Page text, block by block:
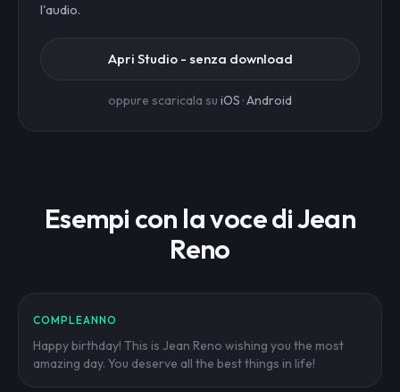
l'audio.
Apri Studio - senza download
oppure scaricala su iOS ·Android
Esempi con la voce di Jean
Reno
COMPLEANNO
Happy birthday! This is Jean Reno wishing you the most
amazing day. You deserve all the best things in life!